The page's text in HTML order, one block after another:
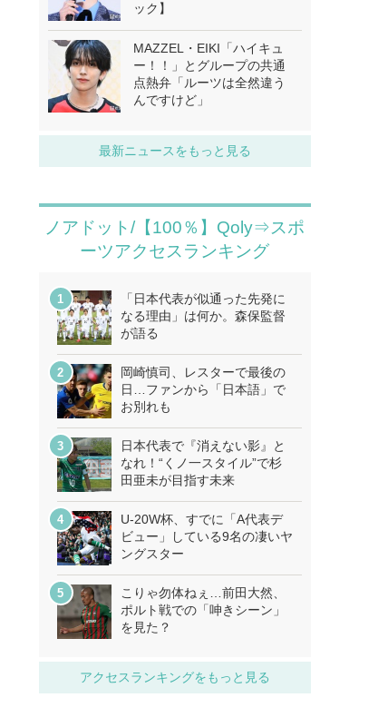
ック】
MAZZEL・EIKI「ハイキュ
ー！！」とグループの共通
点熱弁「ルーツは全然違う
んですけど」
最新ニュースをもっと見る
ノアドット/【100％】Qoly⇒スポ
ーツアクセスランキング
「日本代表が似通った先発に
なる理由」は何か。森保監督
が語る
岡崎慎司、レスターで最後の
日…ファンから「日本語」で
お別れも
日本代表で『消えない影』と
なれ！“くノ一スタイル”で杉
田亜未が目指す未来
U-20W杯、すでに「A代表デ
ビュー」している9名の凄いヤ
ングスター
こりゃ勿体ねぇ…前田大然、
ポルト戦での「呻きシーン」
を見た？
アクセスランキングをもっと見る